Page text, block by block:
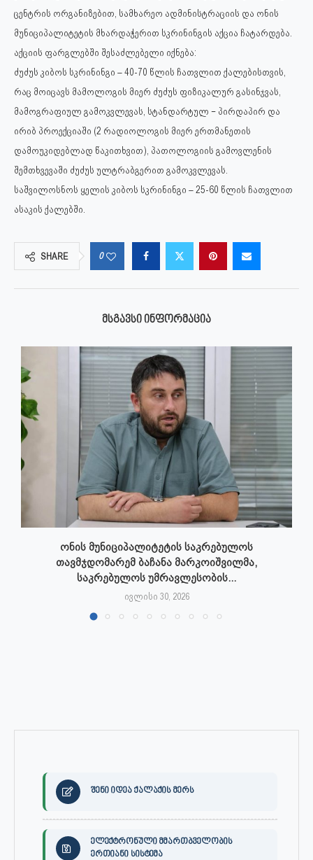
ცენტრის ორგანიზებით, სამხარეო ადმინისტრაციის და ონის
მუნიციპალიტეტის მხარდაჭერით სკრინინგის აქცია ჩატარდება.
აქციის ფარგლებში შესაძლებელი იქნება:
ძუძუს კიბოს სკრინინგი – 40-70 წლის ჩათვლით ქალებისთვის,
რაც მოიცავს მამოლოგის მიერ ძუძუს ფიზიკალურ გასინჯვას,
მამოგრაფიულ გამოკვლევას, სტანდარტულ − პირდაპირ და
ირიბ პროექციაში (2 რადიოლოგის მიერ ერთმანეთის
დამოუკიდებლად წაკითხვით), პათოლოგიის გამოვლენის
შემთხვევაში ძუძუს ულტრაბგერით გამოკვლევას.
საშვილოსნოს ყელის კიბოს სკრინინგი – 25-60 წლის ჩათვლით
ასაკის ქალებში.
SHARE 0
ᲛᲡᲒᲐᲕᲡᲘ ᲘᲜᲤᲝᲠᲛᲐᲪᲘᲐ
ონის მუნიციპალიტეტის საკრებულოს
თავმჯდომარემ ბაჩანა მარკოიშვილმა,
საკრებულოს უმრავლესობის...
ივლისი 30, 2026
შენი იდეა ქალაქის მერს
ელექტრონული მმართბველობის
ერთიანი სისტემა